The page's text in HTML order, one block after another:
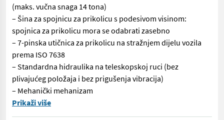
(maks. vučna snaga 14 tona)
– Šina za spojnicu za prikolicu s podesivom visinom:
spojnica za prikolicu mora se odabrati zasebno
– 7-pinska utičnica za prikolicu na stražnjem dijelu vozila
prema ISO 7638
– Standardna hidraulika na teleskopskoj ruci (bez
plivajućeg položaja i bez prigušenja vibracija)
– Mehanički mehanizam
Br. 99999-742 Motor – Standardni sustav pokretanja do -15
Prikaži više